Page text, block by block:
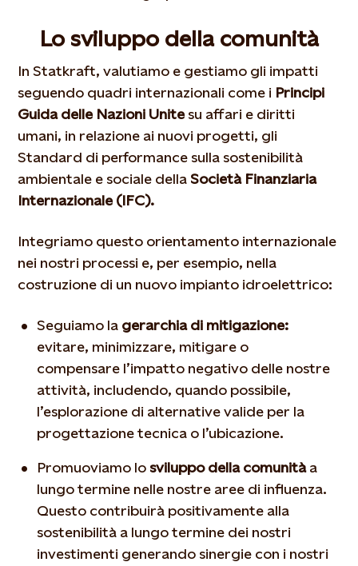
Lo sviluppo della comunità
In Statkraft, valutiamo e gestiamo gli impatti
seguendo quadri internazionali come i Principi
Guida delle Nazioni Unite su affari e diritti
umani, in relazione ai nuovi progetti, gli
Standard di performance sulla sostenibilità
ambientale e sociale della Società Finanziaria
Internazionale (IFC).
Integriamo questo orientamento internazionale
nei nostri processi e, per esempio, nella
costruzione di un nuovo impianto idroelettrico:
Seguiamo la gerarchia di mitigazione:
evitare, minimizzare, mitigare o
compensare l’impatto negativo delle nostre
attività, includendo, quando possibile,
l’esplorazione di alternative valide per la
progettazione tecnica o l’ubicazione.
Promuoviamo lo sviluppo della comunitàa
lungo termine nelle nostre aree di influenza.
Questo contribuirà positivamente alla
sostenibilità a lungo termine dei nostri
investimenti generando sinergie con i nostri